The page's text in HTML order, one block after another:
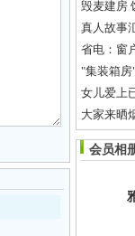
毁麦建房
真人故事
省电：窗
"集装箱房
女儿爱上
大家来晒
"龙环葡
长株潭“
会员相